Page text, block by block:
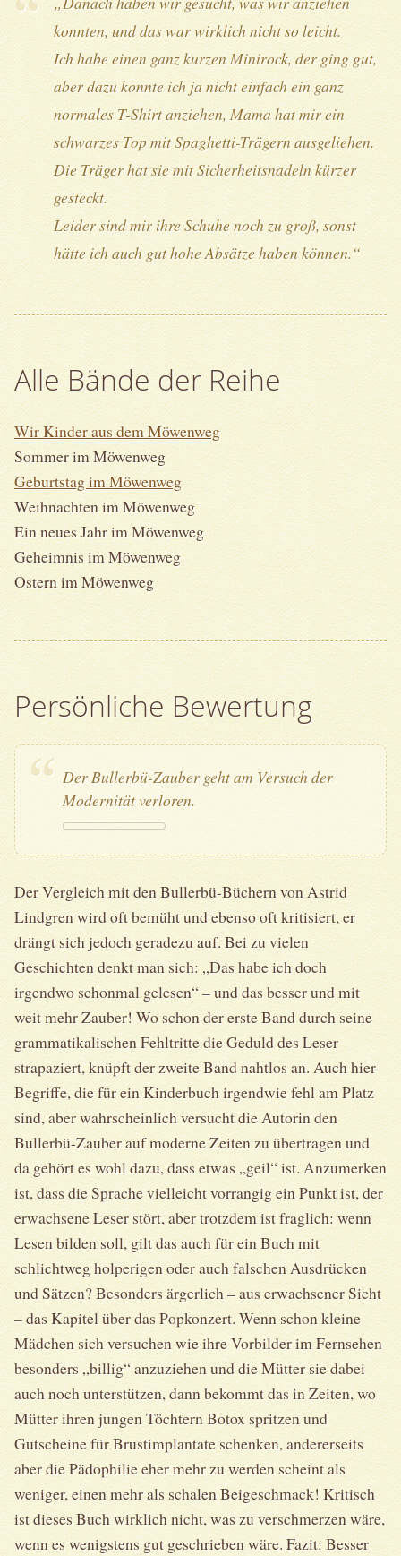
konnten, und das war wirklich nicht so leicht.
Ich habe einen ganz kurzen Minirock, der ging gut,
aber dazu konnte ich ja nicht einfach ein ganz
normales T-Shirt anziehen, Mama hat mir ein
schwarzes Top mit Spaghetti-Trägern ausgeliehen.
Die Träger hat sie mit Sicherheitsnadeln kürzer
gesteckt.
Leider sind mir ihre Schuhe noch zu groß, sonst
hätte ich auch gut hohe Absätze haben können.“
Alle Bände der Reihe
Wir Kinder aus dem Möwenweg
Sommer im Möwenweg
Geburtstag im Möwenweg
Weihnachten im Möwenweg
Ein neues Jahr im Möwenweg
Geheimnis im Möwenweg
Ostern im Möwenweg
Persönliche Bewertung
Der Bullerbü-Zauber geht am Versuch der
Modernität verloren.
Der Vergleich mit den Bullerbü-Büchern von Astrid
Lindgren wird oft bemüht und ebenso oft kritisiert, er
drängt sich jedoch geradezu auf. Bei zu vielen
Geschichten denkt man sich: „Das habe ich doch
irgendwo schonmal gelesen“ – und das besser und mit
weit mehr Zauber! Wo schon der erste Band durch seine
grammatikalischen Fehltritte die Geduld des Leser
strapaziert, knüpft der zweite Band nahtlos an. Auch hier
Begriffe, die für ein Kinderbuch irgendwie fehl am Platz
sind, aber wahrscheinlich versucht die Autorin den
Bullerbü-Zauber auf moderne Zeiten zu übertragen und
da gehört es wohl dazu, dass etwas „geil“ ist. Anzumerken
ist, dass die Sprache vielleicht vorrangig ein Punkt ist, der
erwachsene Leser stört, aber trotzdem ist fraglich: wenn
Lesen bilden soll, gilt das auch für ein Buch mit
schlichtweg holperigen oder auch falschen Ausdrücken
und Sätzen? Besonders ärgerlich – aus erwachsener Sicht
– das Kapitel über das Popkonzert. Wenn schon kleine
Mädchen sich versuchen wie ihre Vorbilder im Fernsehen
besonders „billig“ anzuziehen und die Mütter sie dabei
auch noch unterstützen, dann bekommt das in Zeiten, wo
Mütter ihren jungen Töchtern Botox spritzen und
Gutscheine für Brustimplantate schenken, andererseits
aber die Pädophilie eher mehr zu werden scheint als
weniger, einen mehr als schalen Beigeschmack! Kritisch
ist dieses Buch wirklich nicht, was zu verschmerzen wäre,
wenn es wenigstens gut geschrieben wäre. Fazit: Besser